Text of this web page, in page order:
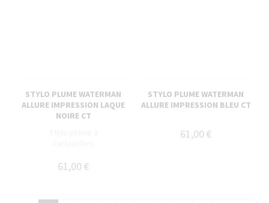
STYLO PLUME WATERMAN
ALLURE IMPRESSION LAQUE
NOIRE CT
61,00 €
STYLO PLUME WATERMAN
ALLURE IMPRESSION BLEU CT
61,00 €